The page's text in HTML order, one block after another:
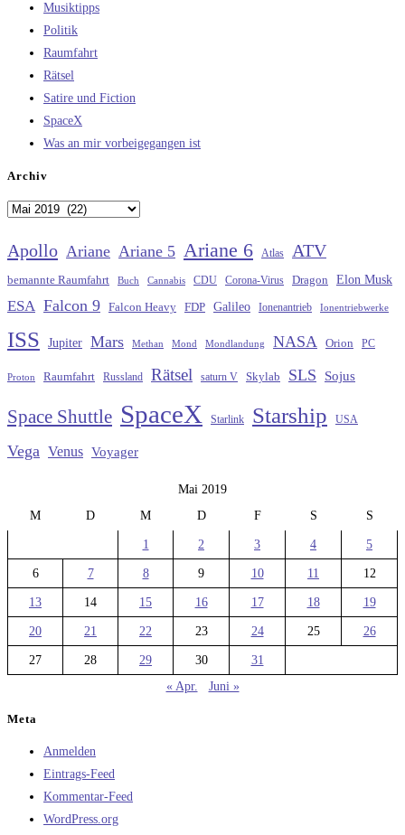
Musiktipps
Politik
Raumfahrt
Rätsel
Satire und Fiction
SpaceX
Was an mir vorbeigegangen ist
Archiv
Archiv
Apollo Ariane Ariane 5 Ariane 6 Atlas ATV
bemannte Raumfahrt Buch Cannabis CDU Corona-Virus Dragon Elon Musk
ESA Falcon 9 Falcon Heavy FDP Galileo Ionenantrieb Ionentriebwerke
ISS Jupiter Mars Methan Mond Mondlandung NASA Orion PC
Proton Raumfahrt Russland Rätsel saturn V Skylab SLS Sojus
Space Shuttle SpaceX Starlink Starship USA
Vega Venus Voyager
Mai 2019
M
D M D F S S
1 2 3 4 5
6 7 8 9 10 11 12
13 14 15 16 17 18 19
20 21 22 23 24 25 26
27 28 29 30
31
« Apr.
Juni »
Meta
Anmelden
Eintrags-Feed
Kommentar-Feed
WordPress.org